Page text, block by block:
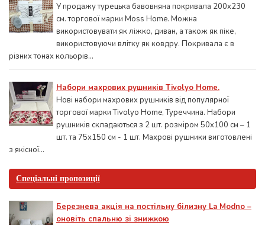
У продажу турецька бавовняна покривала 200x230
см. торгової марки Moss Home. Можна
використовувати як ліжко, диван, а також як піке,
використовуючи влітку як ковдру. Покривала є в
різних тонах кольорів...
Набори махрових рушників Tivolyo Home.
Нові набори махрових рушників від популярної
торгової марки Tivolyo Home, Туреччина. Набори
рушників складаються з 2 шт. розміром 50x100 см – 1
шт. та 75х150 см - 1 шт. Махрові рушники виготовлені
з якісної...
Спеціальні пропозиції
Березнева акція на постільну білизну La Modno –
оновіть спальню зі знижкою